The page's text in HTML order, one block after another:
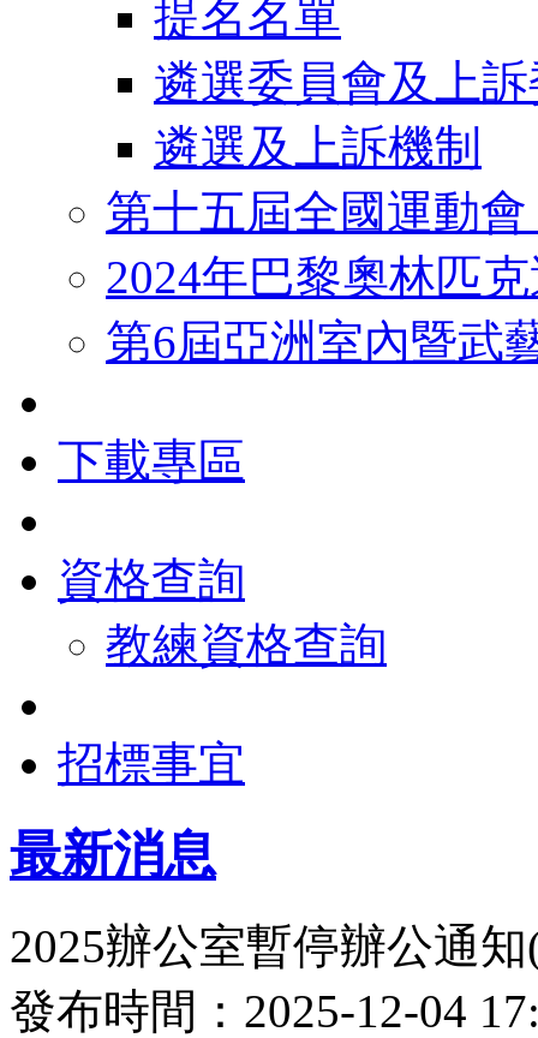
提名名單
遴選委員會及上
遴選及上訴機制
第十五屆全國運動
2024年巴黎奧林匹
第6屆亞洲室內暨武
下載專區
資格查詢
教練資格查詢
招標事宜
最新消息
2025辦公室暫停辦公通
發布時間：2025-12-04